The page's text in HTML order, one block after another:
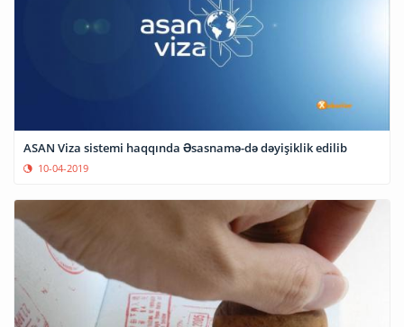
ASAN Viza sistemi haqqında Əsasnamə-də dəyişiklik edilib
10-04-2019